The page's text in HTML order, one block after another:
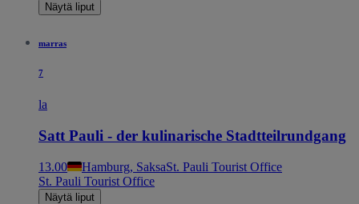
Näytä liput
marras
7
la
Satt Pauli - der kulinarische Stadtteilrundgang
13.00 Hamburg, SaksaSt. Pauli Tourist Office
St. Pauli Tourist Office
Näytä liput